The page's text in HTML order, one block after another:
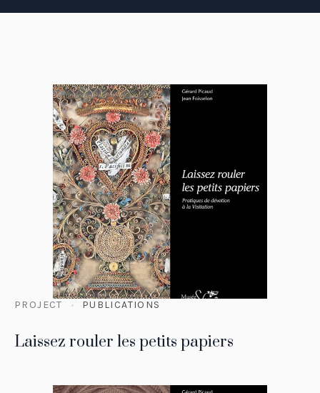
PROJECT PUBLICATIONS
Laissez rouler les petits papiers